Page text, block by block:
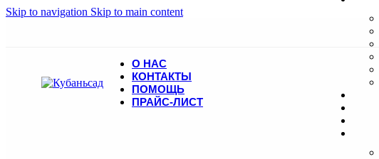
Skip to navigation Skip to main content
О НАС
КОНТАКТЫ
ПОМОЩЬ
ПРАЙС-ЛИСТ